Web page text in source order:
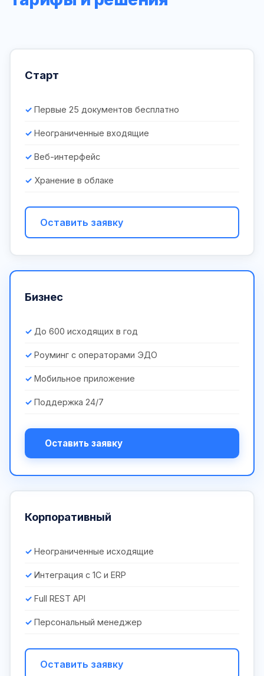
Старт
Первые 25 документов бесплатно
Неограниченные входящие
Веб-интерфейс
Хранение в облаке
Оставить заявку
Бизнес
До 600 исходящих в год
Роуминг с операторами ЭДО
Мобильное приложение
Поддержка 24/7
Оставить заявку
Корпоративный
Неограниченные исходящие
Интеграция с 1С и ERP
Full REST API
Персональный менеджер
Оставить заявку